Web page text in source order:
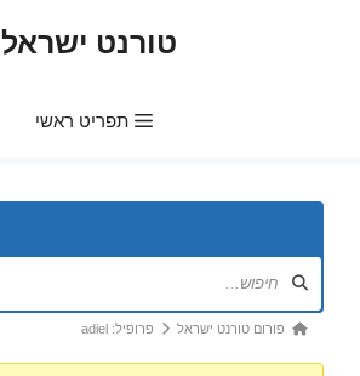
טורנט ישראל
תפריט ראשי
נתיב פורום טורנט ישראל פרופיל: adiel